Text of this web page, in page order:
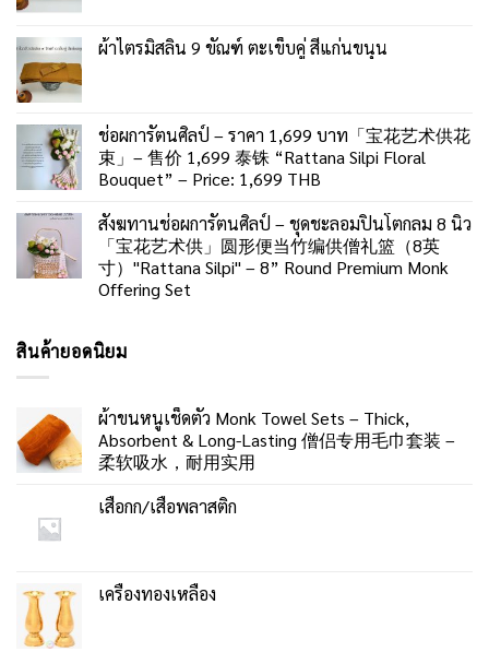
ผ้าไตรมิสลิน 9 ขัณฑ์ ตะเข็บคู่ สีแก่นขนุน
ช่อผการัตนศิลป์ – ราคา 1,699 บาท「宝花艺术供花
束」– 售价 1,699 泰铢 “Rattana Silpi Floral
Bouquet” – Price: 1,699 THB
สังฆทานช่อผการัตนศิลป์ – ชุดชะลอมปิ่นโตกลม 8 นิ้ว
「宝花艺术供」圆形便当竹编供僧礼篮（8英
寸）"Rattana Silpi" – 8” Round Premium Monk
Offering Set
สินค้ายอดนิยม
ผ้าขนหนูเช็ดตัว Monk Towel Sets – Thick,
Absorbent & Long-Lasting 僧侣专用毛巾套装 –
柔软吸水，耐用实用
เสื่อกก/เสื่อพลาสติก
เครื่องทองเหลือง